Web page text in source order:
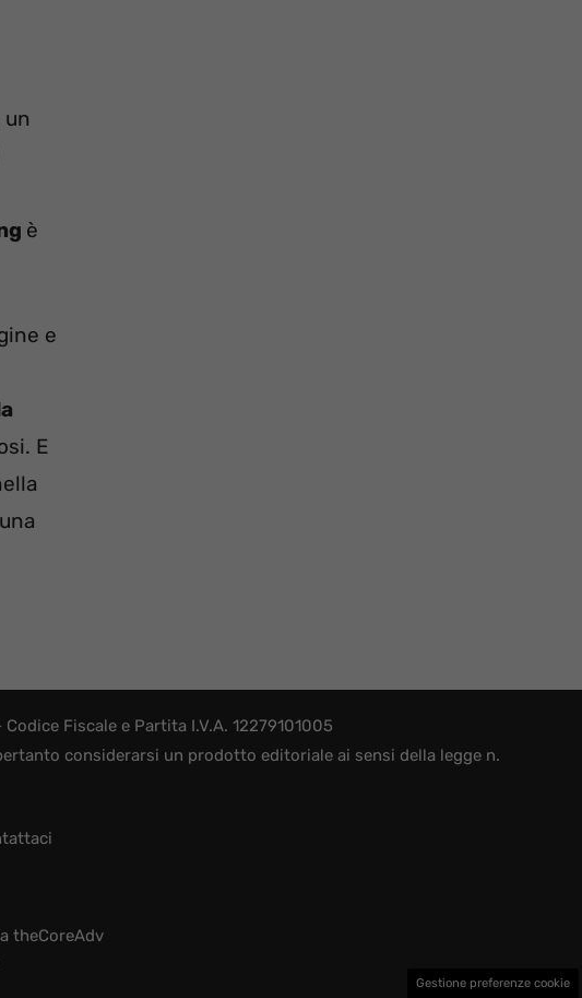
è
e
E
Fiscale e Partita I.V.A. 12279101005
considerarsi un prodotto editoriale ai sensi della legge n.
theCoreAdv
Gestione preferenze cookie